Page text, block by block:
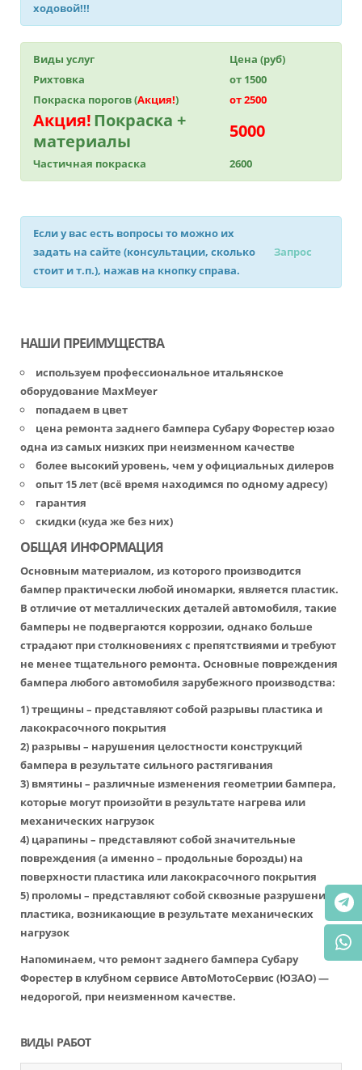
ходовой!!!
Виды услуг
Цена (руб)
Рихтовка
от 1500
Покраска порогов (Акция!) от 2500
Акция!Покраска +
материалы
5000
Частичная покраска 2600
Если у вас есть вопросы то можно их
задать на сайте (консультации, сколько
стоит и т.п.), нажав на кнопку справа.
Запрос
НАШИ ПРЕИМУЩЕСТВА
используем профессиональное итальянское
оборудование MaxMeyer
попадаем в цвет
цена ремонта заднего бампера Субару Форестер юзао
одна из самых низких при неизменном качестве
более высокий уровень, чем у официальных дилеров
опыт 15 лет (всё время находимся по одному адресу)
гарантия
скидки (куда же без них)
ОБЩАЯ ИНФОРМАЦИЯ
Основным материалом, из которого производится
бампер практически любой иномарки, является пластик.
В отличие от металлических деталей автомобиля, такие
бамперы не подвергаются коррозии, однако больше
страдают при столкновениях с препятствиями и требуют
не менее тщательного ремонта. Основные повреждения
бампера любого автомобиля зарубежного производства:
1) трещины – представляют собой разрывы пластика и
лакокрасочного покрытия
2) разрывы – нарушения целостности конструкций
бампера в результате сильного растягивания
3) вмятины – различные изменения геометрии бампера,
которые могут произойти в результате нагрева или
механических нагрузок
4) царапины – представляют собой значительные
повреждения (а именно – продольные борозды) на
поверхности пластика или лакокрасочного покрытия
5) проломы – представляют собой сквозные разрушения
пластика, возникающие в результате механических
нагрузок
Напоминаем, что ремонт заднего бампера Субару
Форестер в клубном сервисе АвтоМотоСервис (ЮЗАО) —
недорогой, при неизменном качестве.
ВИДЫ РАБОТ